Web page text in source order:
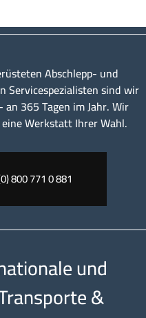
Abschlepp- und
Servicespezialisten sind wir
365 Tagen im Jahr. Wir
Werkstatt Ihrer Wahl.
800 771 0 881
und
&